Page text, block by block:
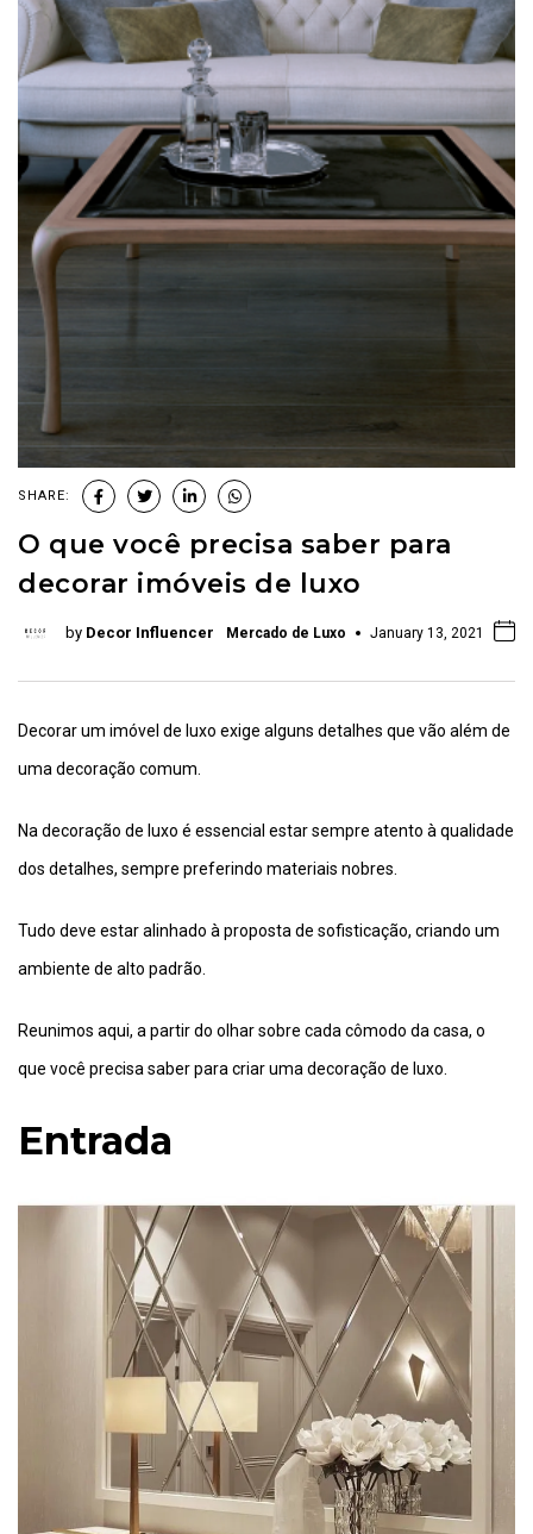
SHARE:
O que você precisa saber para
decorar imóveis de luxo
by Decor Influencer Mercado de Luxo January 13, 2021
Decorar um imóvel de luxo exige alguns detalhes que vão além de
uma decoração comum.
Na decoração de luxo é essencial estar sempre atento à qualidade
dos detalhes, sempre preferindo materiais nobres.
Tudo deve estar alinhado à proposta de sofisticação, criando um
ambiente de alto padrão.
Reunimos aqui, a partir do olhar sobre cada cômodo da casa, o
que você precisa saber para criar uma decoração de luxo.
Entrada